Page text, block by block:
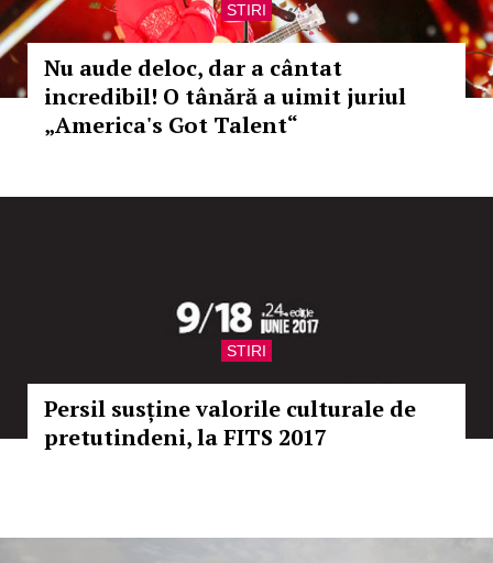
STIRI
Nu aude deloc, dar a cântat
incredibil! O tânără a uimit juriul
„America's Got Talent“
STIRI
Persil susține valorile culturale de
pretutindeni, la FITS 2017